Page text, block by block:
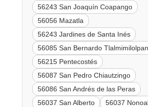
56243 San Joaquín Coapango
56056 Mazatla
56243 Jardines de Santa Inés
56085 San Bernardo Tlalmimilolpan
56215 Pentecostés
56087 San Pedro Chiautzingo
56086 San Andrés de las Peras
56037 San Alberto
56037